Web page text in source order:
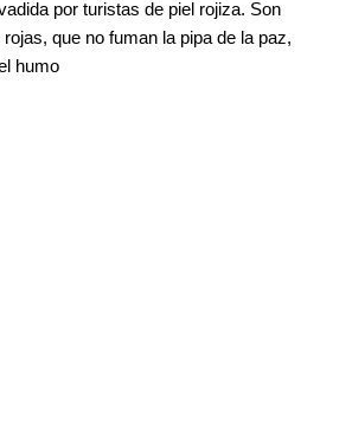
por turistas de piel rojiza. Son
que no fuman la pipa de la paz,
humo